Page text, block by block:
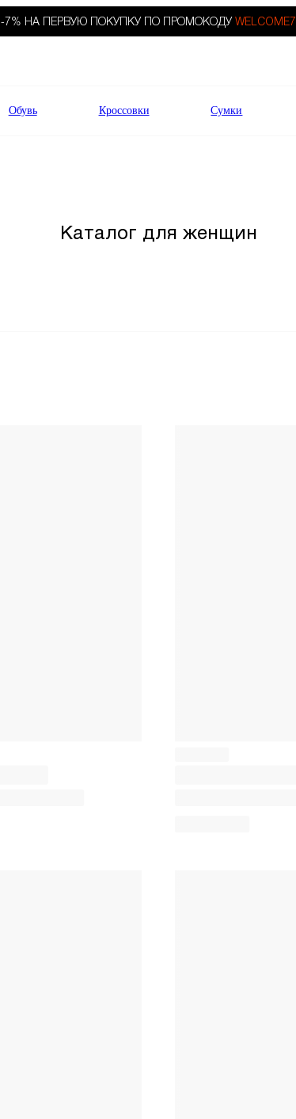
-7% НА ПЕРВУЮ ПОКУПКУ ПО ПРОМОКОДУ WELCOME7.
Обувь Кроссовки Сумки
Каталог для женщин